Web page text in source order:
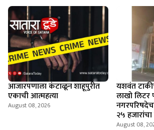
आजारपणाला कंटाळून शाहूपुरीत
एकाची आत्महत्या
August 08, 2026
यशवंत
लाखो लिटर
२५
August 08,